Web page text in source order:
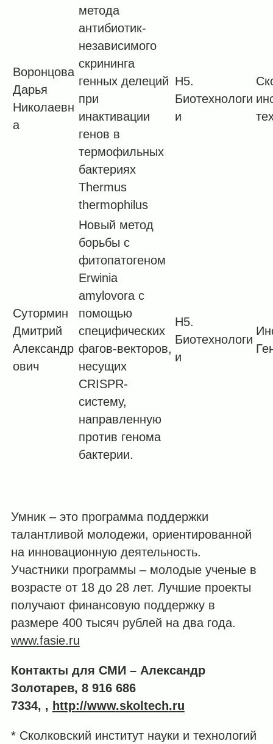
Воронцова
Дарья
Николаевн
а
метода
антибиотик-
независимого
скрининга
генных делеций
при
инактивации
генов в
термофильных
бактериях
Thermus
thermophilus
H5.
Биотехнологи
и
Сутормин
Дмитрий
Александр
ович
Новый метод
борьбы с
фитопатогеном
Erwinia
amylovora с
помощью
специфических
фагов-векторов,
несущих
CRISPR-
систему,
направленную
против генома
бактерии.
H5.
Биотехнологи
и
Умник – это программа поддержки
талантливой молодежи, ориентированной
на инновационную деятельность.
Участники программы – молодые ученые в
возрасте от 18 до 28 лет. Лучшие проекты
получают финансовую поддержку в
размере 400 тысяч рублей на два года.
www.fasie.ru
Контакты для СМИ – Александр
Золотарев, 8 916 686
7334, , http://www.skoltech.ru
* Сколковский институт науки и технологий